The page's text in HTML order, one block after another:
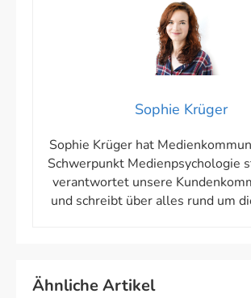
Sophie Krüger
Sophie Krüger hat
Schwerpunkt Medienpsychologie
verantwortet unsere
und schreibt über alles rund um
Ähnliche Artikel